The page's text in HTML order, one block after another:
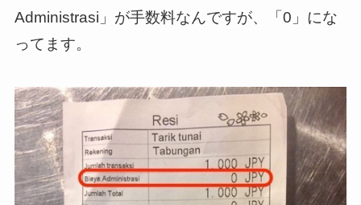
Administrasi」が手数料なんですが、「0」にな
ってます。